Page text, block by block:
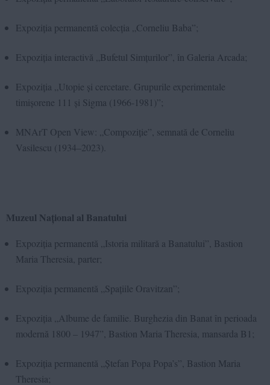
Expoziția permanentă colecția „Corneliu Baba”;
Expoziția interactivă „Bufetul Simțurilor”, în Galeria Arcada;
Expoziția „Utopie și cercetare. Grupurile experimentale
timișorene 111 și Sigma (1966-1981)”;
MNArT Open View: „Compoziție”, semnată de Corneliu
Vasilescu (1934–2023).
Muzeul Național al Banatului
Expoziția permanentă „Istoria militară a Banatului”, Bastion
Maria Theresia, parter;
Expoziția permanentă „Spațiile Oravitzan”;
Expoziția „Albume de familie. Burghezia din Banat în perioada
modernă 1800 – 1947”, Bastion Maria Theresia, mansarda B1;
Expoziția permanentă „Ștefan Popa Popa’s”, Bastion Maria
Theresia;